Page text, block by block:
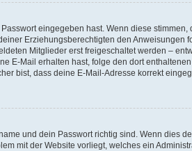
eingegeben hast. Wenn diese
Erziehungsberechtigten den
Mitglieder erst freigeschaltet werden –
E-Mail erhalten hast, folge den dort
bist, dass deine E-Mail-Adresse korrekt
und dein Passwort richtig sind. Wenn dies
mit der Website vorliegt, welches ein